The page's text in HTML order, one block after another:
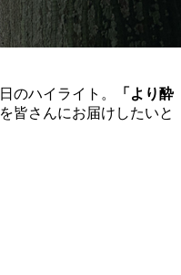
のハイライト。
「より酔
を皆さんにお届けしたいと